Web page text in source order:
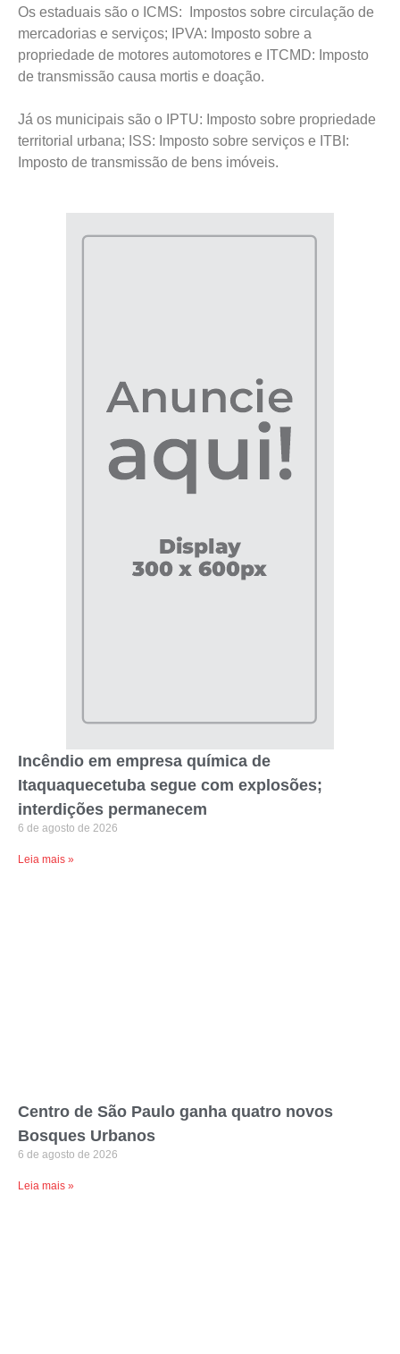
Os estaduais são o ICMS: Impostos sobre circulação de
mercadorias e serviços; IPVA: Imposto sobre a
propriedade de motores automotores e ITCMD: Imposto
de transmissão causa mortis e doação.
Já os municipais são o IPTU: Imposto sobre propriedade
territorial urbana; ISS: Imposto sobre serviços e ITBI:
Imposto de transmissão de bens imóveis.
Incêndio em empresa química de
Itaquaquecetuba segue com explosões;
interdições permanecem
6 de agosto de 2026
Leia mais »
Centro de São Paulo ganha quatro novos
Bosques Urbanos
6 de agosto de 2026
Leia mais »